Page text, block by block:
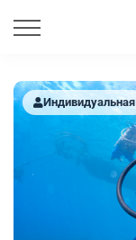
Индивидуальная